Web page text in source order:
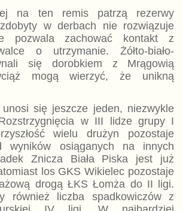
na ten remis patrzą rezerwy
w derbach nie rozwiązuje
pozwala zachować kontakt z
o utrzymanie. Żółto-biało-
się dorobkiem z Mrągowią
mogą wierzyć, że unikną
się jeszcze jeden, niezwykle
w III lidze grupy I
wielu drużyn pozostaje
wyników osiąganych na innych
Znicza Biała Piska jest już
los GKS Wikielec pozostaje
drogą ŁKS Łomża do II ligi.
również liczba spadkowiczów z